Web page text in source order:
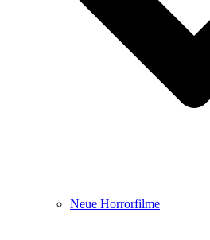
Neue Horrorfilme